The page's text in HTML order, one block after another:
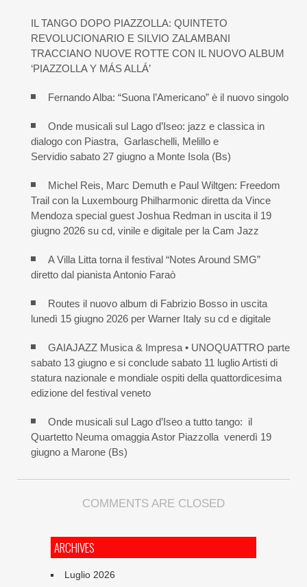
IL TANGO DOPO PIAZZOLLA: QUINTETO
REVOLUCIONARIO E SILVIO ZALAMBANI
TRACCIANO NUOVE ROTTE CON IL NUOVO ALBUM
‘PIAZZOLLA Y MÁS ALLÁ’
Fernando Alba: “Suona l’Americano” è il nuovo singolo
Onde musicali sul Lago d’Iseo: jazz e classica in
dialogo con Piastra, Garlaschelli, Melillo e
Servidio sabato 27 giugno a Monte Isola (Bs)
Michel Reis, Marc Demuth e Paul Wiltgen: Freedom
Trail con la Luxembourg Philharmonic diretta da Vince
Mendoza special guest Joshua Redman in uscita il 19
giugno 2026 su cd, vinile e digitale per la Cam Jazz
A Villa Litta torna il festival “Notes Around SMG”
diretto dal pianista Antonio Faraò
Routes il nuovo album di Fabrizio Bosso in uscita
lunedì 15 giugno 2026 per Warner Italy su cd e digitale
GAIAJAZZ Musica & Impresa • UNOQUATTRO parte
sabato 13 giugno e si conclude sabato 11 luglio Artisti di
statura nazionale e mondiale ospiti della quattordicesima
edizione del festival veneto
Onde musicali sul Lago d’Iseo a tutto tango: il
Quartetto Neuma omaggia Astor Piazzolla venerdì 19
giugno a Marone (Bs)
COMMENTS ARE CLOSED
ARCHIVES
Luglio 2026